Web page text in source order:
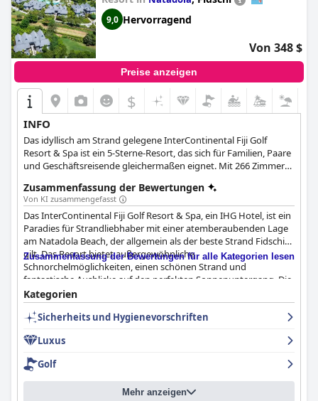
9,0 Hervorragend
Von 348 $
Preise anzeigen
$
INFO
Das idyllisch am Strand gelegene InterContinental Fiji Golf
Resort & Spa ist ein 5-Sterne-Resort, das sich für Familien, Paare
und Geschäftsreisende gleichermaßen eignet. Mit 266 Zimmern,
unzähligen Aktivitäten für Kinder, einem 18-Loch-Golfplatz, drei
Swimmingpools und dem besten Service und der besten
Gastfreundschaft wird dieses Luxusresort Ihren Urlaub zu
einem einzigartigen Erlebnis machen.
Zusammenfassung der Bewertungen
Von KI zusammengefasst
Das InterContinental Fiji Golf Resort & Spa, ein IHG Hotel, ist ein
Paradies für Strandliebhaber mit einer atemberaubenden Lage
am Natadola Beach, der allgemein als der beste Strand Fidschis
gilt. Das Resort bietet außergewöhnliche
Schnorchelmöglichkeiten, einen schönen Strand und
fantastische Ausblicke auf den perfekten Sonnenuntergang. Die
Lage ist ideal für einen ruhigen und entspannten Urlaub. Die
Gäste schwärmen von den fantastischen
Frühstücksmöglichkeiten und der Qualität und Vielfalt der
Personal am Pool wird als fantastisch beschrieben! Die
Mitarbeiter des Resorts sind der Höhepunkt der
Gästeerfahrung, unglaublich hilfsbereit, aufmerksam und
hervorragend, so dass sich die Gäste wie zu Hause fühlen und
ihren Aufenthalt wirklich unvergesslich machen. Das
Zusammenfassung der Bewertungen für alle Kategorien lesen
Kategorien
Sicherheits und Hygienevorschriften
Luxus
Golf
Mehr anzeigen